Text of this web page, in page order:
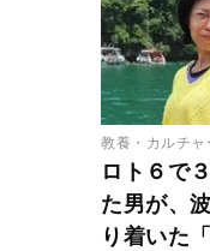
教養・カルチャ
ロト６で
た男が、
り着いた